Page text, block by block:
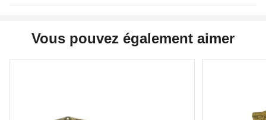
Vous pouvez également aimer